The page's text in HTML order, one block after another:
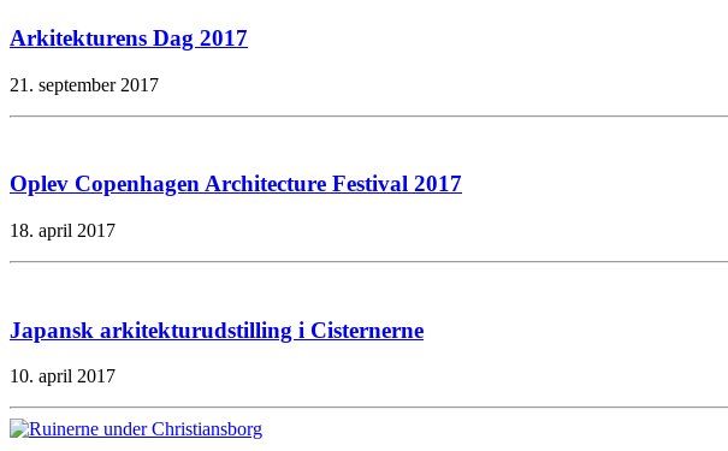
Arkitekturens Dag 2017
21. september 2017
Oplev Copenhagen Architecture Festival 2017
18. april 2017
Japansk arkitekturudstilling i Cisternerne
10. april 2017